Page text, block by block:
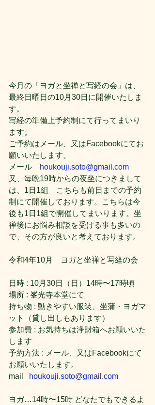
今月の「ヨガと坐禅と写経の会」は、
最終日曜日の10月30日に開催いたしま
す。
写経の準備上予約制にて行ってまいり
ます。
ご予約はメール、又はFacebookにてお
願いいたします。
メール
houkouji.soto@gmail.com
又、毎晩19時からの夜坐につきまして
は、1日1組　こちらも前日までの予約
制にて開催しております。こちらは今
後も1日1組で開催してまいります。坐
禅後にお悩み相談を受ける事も多いの
で、その方が良いと考えております。
令和4年10月　ヨガと坐禅と写経の会
日時 : 10月30日（日）14時〜17時頃
場所 : 峯光寺本堂にて
持ち物 : 動きやすい服装、坐蒲・ヨガマ
ット（貸し出しもあります）
参加費 : お気持ちは浄財箱へお願いいた
します
予約方法 : メール、又はFacebookにて
お願いいたします。
mail
houkouji.soto@gmail.com
ヨガ…14時〜15時 どなたでもできるよ